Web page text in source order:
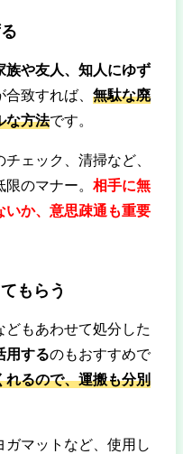
族や友人、知人にゆず
致すれば、 無駄な廃
な方法です。
ェック、清掃など、
のマナー。 相手に無
いか、意思疎通も重要
もらう
もあわせて処分した
用するのもおすすめで
れるので、運搬も分別
マットなど、使用し